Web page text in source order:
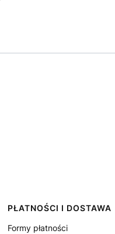
PŁATNOŚCI I DOSTAWA
Formy płatności